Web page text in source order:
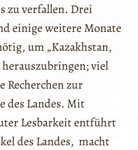
zu verfallen. Drei
einige weitere Monate
um „Kazakhstan,
herauszubringen; viel
Recherchen zur
des Landes. Mit
Lesbarkeit entführt
des Landes, macht